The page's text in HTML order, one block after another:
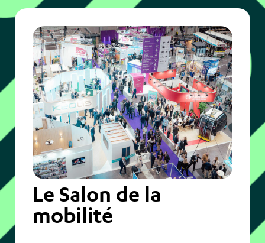
Le Salon de la
mobilité